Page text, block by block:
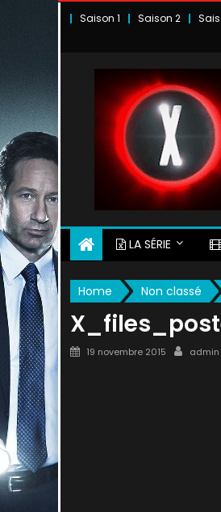
Saison 1 Saison 2
LA SÉRIE
Home Non classé
Posted
19 novembre 2015 Author
admin